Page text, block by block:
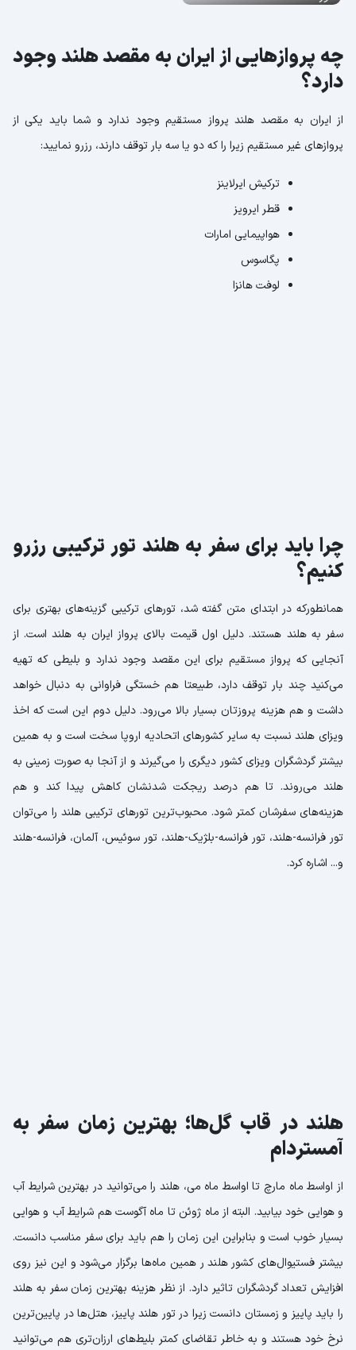
چه پروازهایی از ایران به مقصد هلند وجود
دارد؟
از ایران به مقصد هلند پرواز مستقیم وجود ندارد و شما باید یکی از
پروازهای غیر مستقیم زیرا را که دو یا سه بار توقف دارند، رزرو نمایید:
ترکیش ایرلاینز
قطر ایرویز
هواپیمایی امارات
پگاسوس
لوفت هانزا
چرا باید برای سفر به هلند تور ترکیبی رزرو
کنیم؟
همانطورکه در ابتدای متن گفته شد، تورهای ترکیبی گزینه‌های بهتری برای
سفر به هلند هستند. دلیل اول قیمت بالای پرواز ایران به هلند است. از
آنجایی که پرواز مستقیم برای این مقصد وجود ندارد و بلیطی که تهیه
می‌کنید چند بار توقف دارد، طبیعتا هم خستگی فراوانی به دنبال خواهد
داشت و هم هزینه پروزتان بسیار بالا می‌رود. دلیل دوم این است که اخذ
ویزای هلند نسبت به سایر کشورهای اتحادیه اروپا سخت است و به همین
بیشتر گردشگران ویزای کشور دیگری را می‌گیرند و از آنجا به صورت زمینی به
هلند می‌روند. تا هم درصد ریجکت شدنشان کاهش پیدا کند و هم
هزینه‌های سفرشان کمتر شود. محبوب‌ترین تورهای ترکیبی هلند را می‌توان
تور فرانسه-هلند، تور فرانسه-بلژیک-هلند، تور سوئیس، آلمان، فرانسه-هلند
و... اشاره کرد.
هلند در قاب گل‌ها؛ بهترین زمان سفر به
آمستردام
از اواسط ماه مارچ تا اواسط ماه می، هلند را می‌توانید در بهترین شرایط آب
و هوایی خود بیابید. البته از ماه ژوئن تا ماه آگوست هم شرایط آب و هوایی
بسیار خوب است و بنابراین این زمان را هم باید برای سفر مناسب دانست.
بیشتر فستیوال‌های کشور هلند ر همین ماه‌ها برگزار می‌شود و این نیز روی
افزایش تعداد گردشگران تاثیر دارد. از نظر هزینه بهترین زمان سفر به هلند
را باید پاییز و زمستان دانست زیرا در تور هلند پاییز، هتل‌ها در پایین‌ترین
نرخ خود هستند و به خاطر تقاضای کمتر بلیط‌های ارزان‌تری هم می‌توانید